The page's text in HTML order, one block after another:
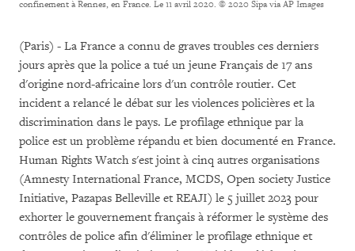
confinement à Rennes, en France. Le 11 avril 2020. © 2020 Sipa via AP Images
(Paris) - La France a connu de graves troubles ces derniers
jours après que la police a tué un jeune Français de 17 ans
d'origine nord-africaine lors d'un contrôle routier. Cet
incident a relancé le débat sur les violences policières et la
discrimination dans le pays. Le profilage ethnique par la
police est un problème répandu et bien documenté en France.
Human Rights Watch s'est joint à cinq autres organisations
(Amnesty International France, MCDS, Open society Justice
Initiative, Pazapas Belleville et REAJI) le 5 juillet 2023 pour
exhorter le gouvernement français à réformer le système des
contrôles de police afin d'éliminer le profilage ethnique et